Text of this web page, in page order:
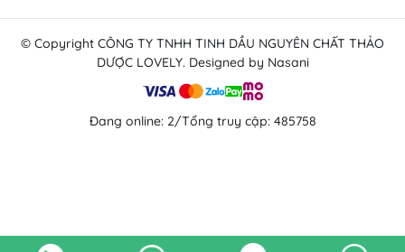
© Copyright CÔNG TY TNHH TINH DẦU NGUYÊN CHẤT THẢO
DƯỢC LOVELY. Designed by Nasani
Đang online: 2/Tổng truy cập: 485758